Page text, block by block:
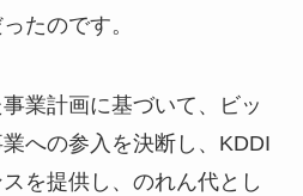
たのです。
業計画に基づいて、ビッ
への参入を決断し、KDDI
を提供し、のれん代とし